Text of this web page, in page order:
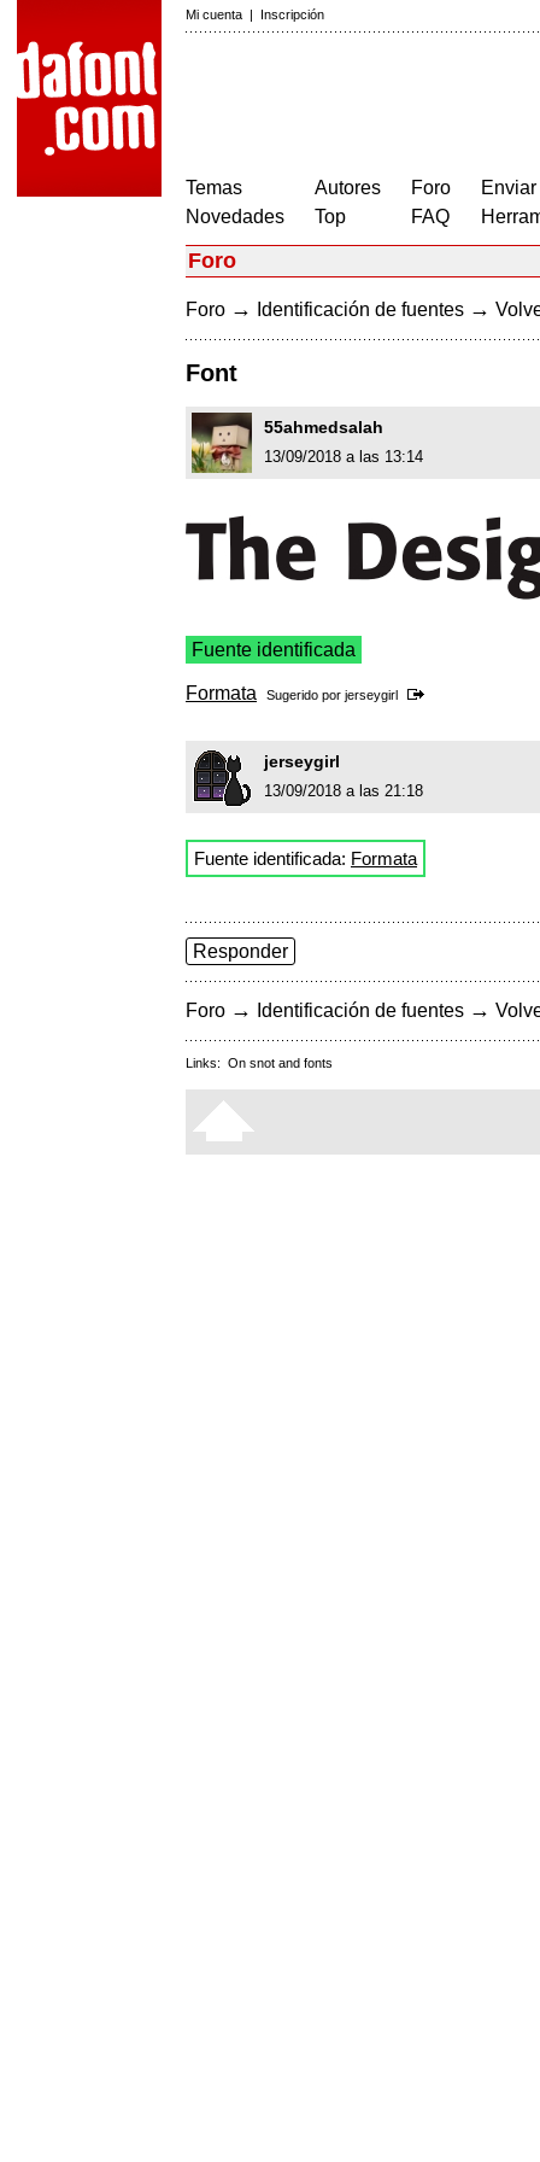
Mi cuenta | Inscripción
Temas
Novedades
Autores
Top
Foro
FAQ
Foro
Foro → Identificación de fuentes →
Font
55ahmedsalah
13/09/2018 a las 13:14
Fuente identificada
Formata Sugerido por jerseygirl
jerseygirl
13/09/2018 a las 21:18
Fuente identificada: Formata
Responder
Foro → Identificación de fuentes →
Links: On snot and fonts